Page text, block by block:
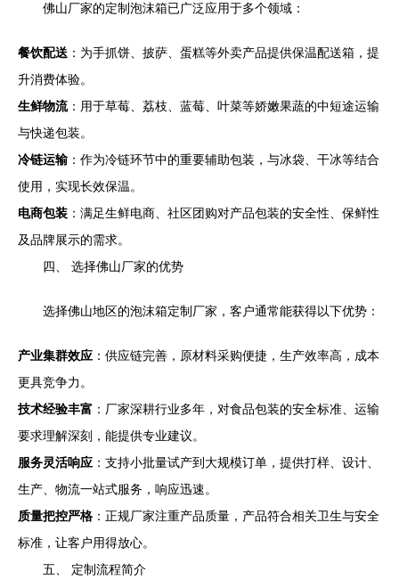
佛山厂家的定制泡沫箱已广泛应用于多个领域：
餐饮配送 ：为手抓饼、披萨、蛋糕等外卖产品提供保温配送箱，提
升消费体验。
生鲜物流：用于草莓、荔枝、蓝莓、叶菜等娇嫩果蔬的中短途运输
与快递包装。
冷链运输 ：作为冷链环节中的重要辅助包装，与冰袋、干冰等结合
使用，实现长效保温。
电商包装 ：满足生鲜电商、社区团购对产品包装的安全性、保鲜性
及品牌展示的需求。
四、 选择佛山厂家的优势
选择佛山地区的泡沫箱定制厂家，客户通常能获得以下优势：
产业集群效应 ：供应链完善，原材料采购便捷，生产效率高，成本
更具竞争力。
技术经验丰富 ：厂家深耕行业多年，对食品包装的安全标准、运输
要求理解深刻，能提供专业建议。
服务灵活响应 ：支持小批量试产到大规模订单，提供打样、设计、
生产、物流一站式服务，响应迅速。
质量把控严格 ：正规厂家注重产品质量，产品符合相关卫生与安全
标准，让客户用得放心。
五、 定制流程简介